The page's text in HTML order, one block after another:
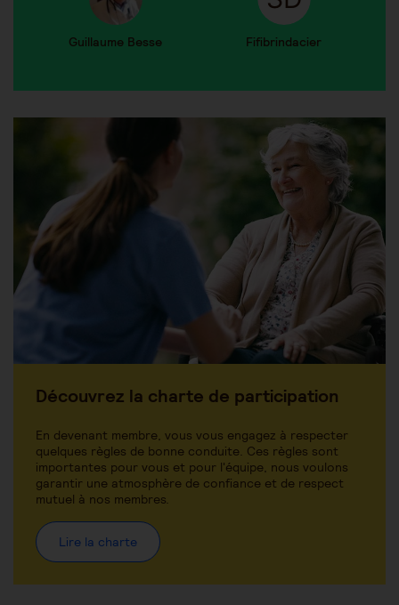
Guillaume Besse Fifibrindacier
Découvrez la charte de participation
En devenant membre, vous vous engagez à respecter
quelques règles de bonne conduite. Ces règles sont
importantes pour vous et pour l'équipe, nous voulons
garantir une atmosphère de confiance et de respect
mutuel à nos membres.
Lire la charte